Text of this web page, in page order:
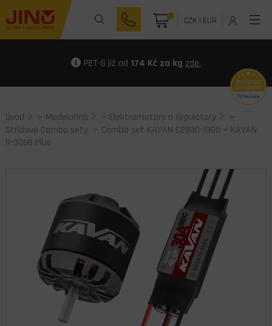
0 CZK| EUR
PET-G již od 174 Kč za kg zde.
Úvod > Modelařina > Elektromotory a regulátory
>
Střídavé Combo sety > Combo set KAVAN C2830-1300 + KAVAN
R-30SB Plus